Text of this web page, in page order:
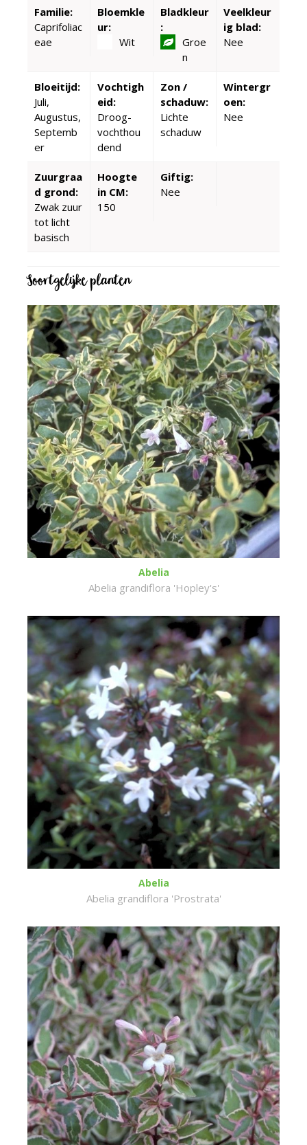
Familie:
Caprifoliac
eae
Bloemkle
ur:
Wit
Bladkleur
:
Groe
n
Veelkleur
ig blad:
Nee
Bloeitijd:
Juli,
Augustus,
Septemb
er
Vochtigh
eid:
Droog-
vochthou
dend
Zon /
schaduw:
Lichte
schaduw
Wintergr
oen:
Nee
Zuurgraa
d grond:
Zwak zuur
tot licht
basisch
Hoogte
in CM:
150
Giftig:
Nee
Soortgelijke planten
Abelia
Abelia grandiflora 'Hopley's'
Abelia
Abelia grandiflora 'Prostrata'